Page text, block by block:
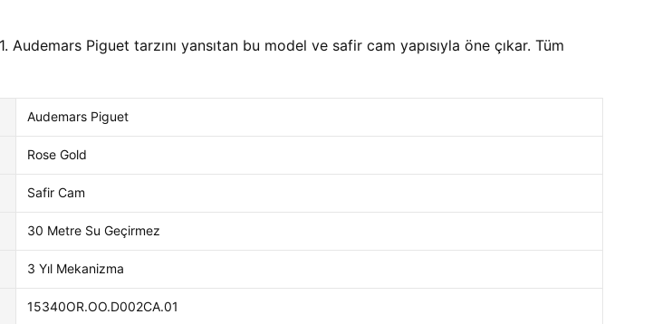
Piguet tarzını yansıtan bu model ve safir cam yapısıyla öne çıkar. Tüm
Audemars Piguet
Rose Gold
Safir Cam
30 Metre Su Geçirmez
3 Yıl Mekanizma
15340OR.OO.D002CA.01